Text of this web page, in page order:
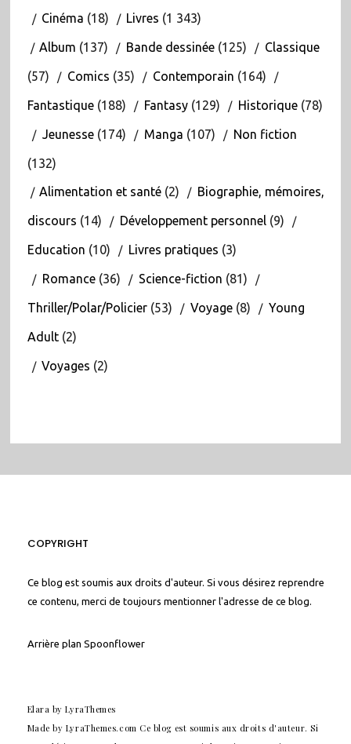
Cinéma (18) Livres (1 343)
Album (137) Bande dessinée(125) Classique
(57) Comics (35) Contemporain (164)
Fantastique(188) Fantasy(129) Historique(78)
Jeunesse(174) Manga (107) Non fiction
(132)
Alimentation et santé(2) Biographie, mémoires,
discours (14) Développement personnel(9)
Education (10) Livres pratiques (3)
Romance(36) Science-fiction (81)
Thriller/Polar/Policier(53) Voyage(8) Young
Adult(2)
Voyages (2)
COPYRIGHT
Ce blog est soumis aux droits d'auteur. Si vous désirez reprendre
ce contenu, merci de toujours mentionner l'adresse de ce blog.
Arrière plan Spoonflower
Elara by LyraThemes
Made by LyraThemes.com Ce blog est soumis aux droits d'auteur. Si